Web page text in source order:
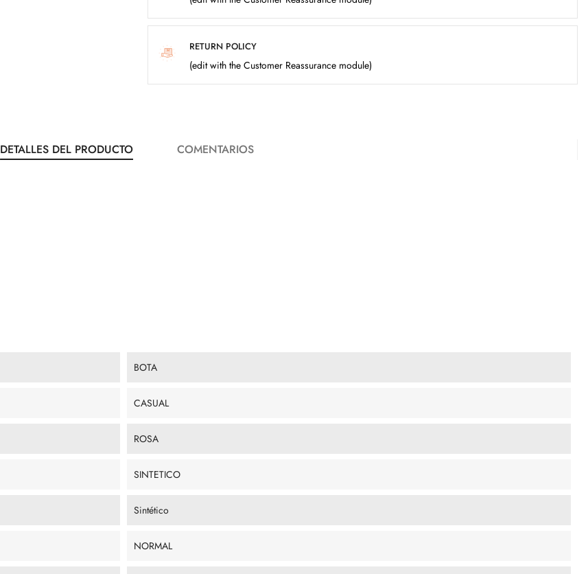
RETURN POLICY
(edit with the Customer Reassurance module)
DETALLES DEL PRODUCTO COMENTARIOS
BOTA
CASUAL
ROSA
SINTETICO
Sintético
NORMAL